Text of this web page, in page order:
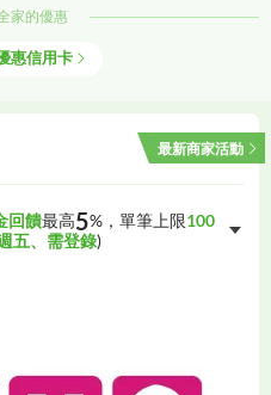
費 美食 公益認同
家的優惠
惠信用卡
最新商家活動
回饋最高5%，單筆上限100
五、需登錄)